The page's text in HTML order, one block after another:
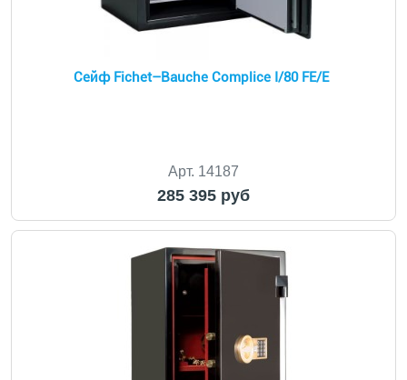
Сейф Fichet–Bauche Complice I/80 FE/E
Арт. 14187
285 395 руб